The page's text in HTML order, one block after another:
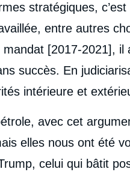
stratégiques,
entre autres
[2017-2021],
succès. En
intérieure et
avec cet
elles nous ont été
celui qui bâtit